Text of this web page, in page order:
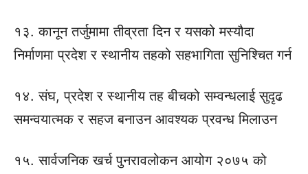
१३. कानून तर्जुमामा तीव्रता दिन र यसको मस्यौदा
निर्माणमा प्रदेश र स्थानीय तहको सहभागिता सुनिश्चित गर्न
१४. संघ, प्रदेश र स्थानीय तह बीचको सम्वन्धलाई सुदृढ
समन्वयात्मक र सहज बनाउन आवश्यक प्रवन्ध मिलाउन
१५. सार्वजनिक खर्च पुनरावलोकन आयोग २०७५ को